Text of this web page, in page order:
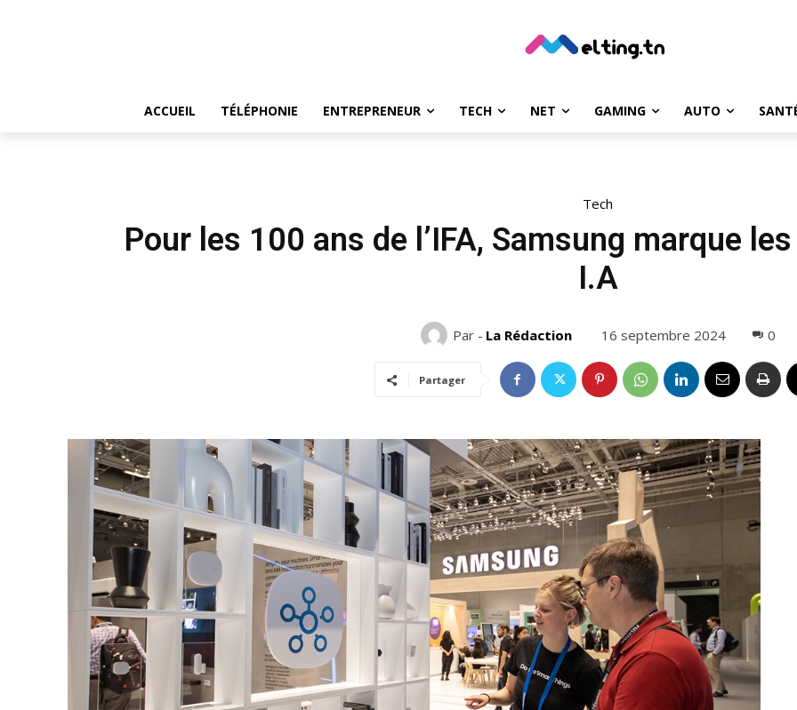
ACCUEIL TÉLÉPHONIE ENTREPRENEUR TECH NET GAMING AUTO
Tech
Pour les 100 ans de l’IFA, Samsung marque
I.A
Par - La Rédaction 16 septembre 2024 0
Partager